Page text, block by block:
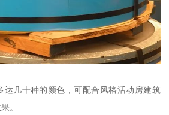
达几十种的颜色，可配合风格活动房建筑
。